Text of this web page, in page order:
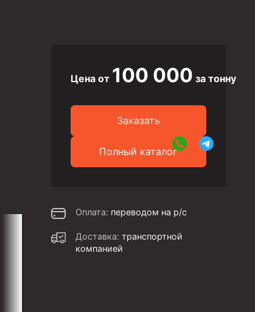
Цена от 100 000 за тонну
Заказать
Полный каталог
Оплата: переводом на р/с
Доставка: транспортной
компанией